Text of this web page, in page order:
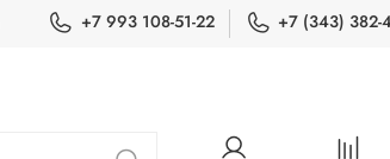
+7 993 108-51-22 +7 (343) 382-